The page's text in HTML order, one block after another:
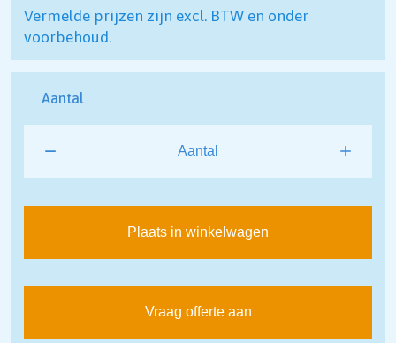
Vermelde prijzen zijn excl. BTW en onder
voorbehoud.
Aantal
Plaats in winkelwagen
Vraag offerte aan